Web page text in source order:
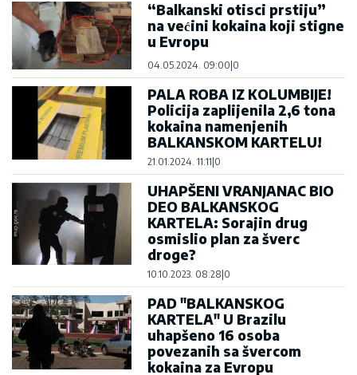
“Balkanski otisci prstiju”
na većini kokaina koji stigne
u Evropu
04.05.2024. 09:00 0
PALA ROBA IZ KOLUMBIJE!
Policija zaplijenila 2,6 tona
kokaina namenjenih
BALKANSKOM KARTELU!
21.01.2024. 11:11 0
UHAPŠENI VRANJANAC BIO
DEO BALKANSKOG
KARTELA: Sorajin drug
osmislio plan za šverc
droge?
10.10.2023. 08:28 0
PAD "BALKANSKOG
KARTELA" U Brazilu
uhapšeno 16 osoba
povezanih sa švercom
kokaina za Evropu